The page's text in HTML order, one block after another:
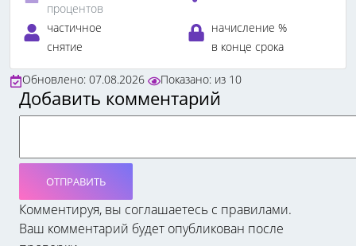
процентов
частичное
снятие
начисление %
в конце срока
Обновлено: 07.08.2026 Показано: из 10
Добавить комментарий
ОТПРАВИТЬ
Комментируя, вы соглашаетесь c правилами.
Ваш комментарий будет опубликован после